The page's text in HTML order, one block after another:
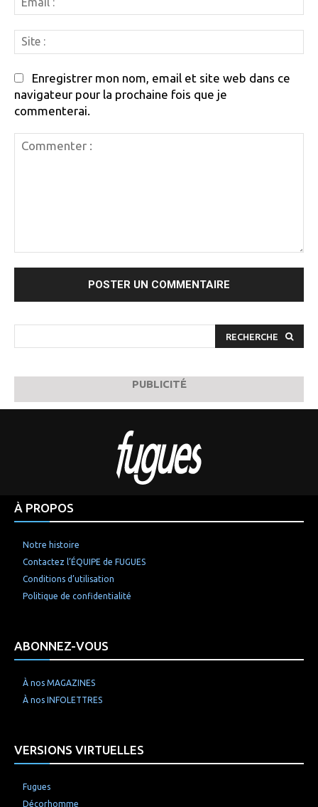
:
:
Enregistrer mon nom, email et site web dans ce
navigateur pour la prochaine fois que je
commenterai.
RECHERCHE
PUBLICITÉ
À PROPOS
Notre histoire
Contactez l’ÉQUIPE de FUGUES
Conditions d’utilisation
Politique de confidentialité
ABONNEZ-VOUS
À nos MAGAZINES
À nos INFOLETTRES
VERSIONS VIRTUELLES
Fugues
Décorhomme